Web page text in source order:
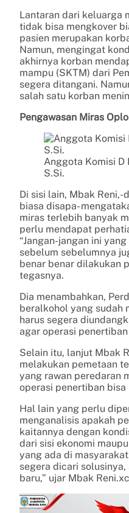
Lantaran dari keluarga
tidak bisa mengkover
pasien merupakan
Namun, mengingat
akhirnya korban
mampu (SKTM) dari
segera ditangani.
salah satu korban
Pengawasan Miras
Anggota Komisi D
S.Si.
Di sisi lain, Mbak
biasa disapa-
miras terlebih banyak
perlu mendapat
“Jangan-jangan ini
sebelum sebelumnya
benar benar dilakukan
tegasnya.
Dia menambahkan,
beralkohol yang sudah
harus segera
agar operasi
Selain itu, lanjut Mbak
melakukan pemetaan
yang rawan peredaran
operasi penertiban
Hal lain yang perlu
menganalisis apakah
kaitannya dengan
dari sisi ekonomi
yang ada di
segera dicari
baru,” ujar Mbak